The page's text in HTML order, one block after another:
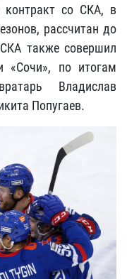
контракт со СКА, в
рассчитан до
также совершил
«Сочи», по итогам
Владислав
Попугаев.